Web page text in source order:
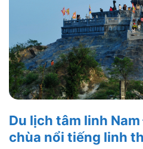
Du lịch tâm linh
chùa nổi tiếng linh